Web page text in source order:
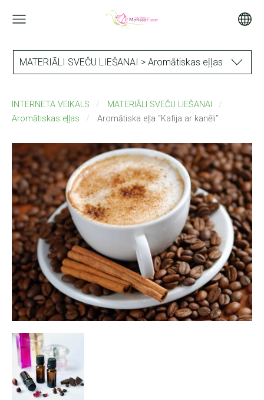
MATERIĀLI SVEČU LIEŠANAI > Aromātiskas eļļas
INTERNETA VEIKALS
MATERIĀLI SVEČU LIEŠANAI
Aromātiskas eļļas
Aromātiska eļļa “Kafija ar kanēli”